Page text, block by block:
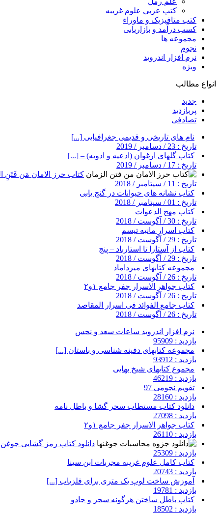
کتب عربی علوم غریبه
کتب متافیزیک و ماوراء
کسب درآمد و بازاریابی
مجموعه ها
نجوم
نرم افزار اندروید
ویژه
انواع مطالب
جدید
پربازدید
تصادفی
نام های تاریخی و قدیمی جغرافیایی [...]
تاریخ : 23 / دسامبر / 2019
کتاب گلهای ارغوان (ادعیه و ادویه) – [...]
تاریخ : 17 / دسامبر / 2019
کتاب حرز الامان مَن فَتَنِ
تاریخ : 11 / سپتامبر / 2018
کتاب نشانه های حیوانات در گنج یابی
تاریخ : 01 / سپتامبر / 2018
کتاب مهج الدعوات
تاریخ : 30 / آگوست / 2018
کتاب اسرار مانیه تیسم
تاریخ : 29 / آگوست / 2018
کتاب از آستارا تا استارباد – پنج
تاریخ : 29 / آگوست / 2018
مجموعه کتابهای میرداماد
تاریخ : 26 / آگوست / 2018
کتاب جواهر الاسرار جفر جامع ۱و۲
تاریخ : 26 / آگوست / 2018
کتاب جامع الفوائد فی اسرار المقاصد
تاریخ : 26 / آگوست / 2018
نرم افزار اندروید ساعات سعد و نحس
بازدید : 95909
مجموعه کتابهای دفینه شناسی و باستان [...]
بازدید : 93912
مجموع کتابهای شیخ بهایی
بازدید : 46219
تقویم نجومی 97
بازدید : 28160
دانلود کتاب مستطاب سحر گشا و باطل نامه
بازدید : 27098
کتاب جواهر الاسرار جفر جامع ۱و۲
بازدید : 26110
دانلود کتاب رمز گشایی
بازدید : 25309
کتاب کامل علوم غریبه مجربات ابن سینا
بازدید : 20743
آموزش ساخت لوپ یک متری برای فلزیاب [...]
بازدید : 19781
کتاب باطل ساختن هرگونه سحر و جادو
بازدید : 18502